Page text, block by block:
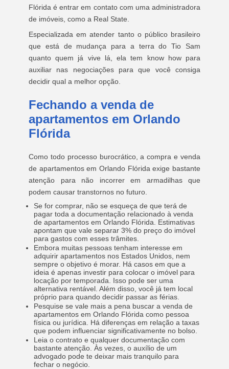
Flórida é entrar em contato com uma administradora
de imóveis, como a Real State.
Especializada em atender tanto o público brasileiro
que está de mudança para a terra do Tio Sam
quanto quem já vive lá, ela tem know how para
auxiliar nas negociações para que você consiga
decidir qual a melhor opção.
Fechando a venda de
apartamentos em Orlando
Flórida
Como todo processo burocrático, a compra e venda
de apartamentos em Orlando Flórida exige bastante
atenção para não incorrer em armadilhas que
podem causar transtornos no futuro.
Se for comprar, não se esqueça de que terá de
pagar toda a documentação relacionado à venda
de apartamentos em Orlando Flórida. Estimativas
apontam que vale separar 3% do preço do imóvel
para gastos com esses trâmites.
Embora muitas pessoas tenham interesse em
adquirir apartamentos nos Estados Unidos, nem
sempre o objetivo é morar. Há casos em que a
ideia é apenas investir para colocar o imóvel para
locação por temporada. Isso pode ser uma
alternativa rentável. Além disso, você já tem local
próprio para quando decidir passar as férias.
Pesquise se vale mais a pena buscar a venda de
apartamentos em Orlando Flórida como pessoa
física ou jurídica. Há diferenças em relação a taxas
que podem influenciar significativamente no bolso.
Leia o contrato e qualquer documentação com
bastante atenção. Às vezes, o auxílio de um
advogado pode te deixar mais tranquilo para
fechar o negócio.